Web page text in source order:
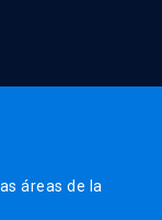
áreas de la